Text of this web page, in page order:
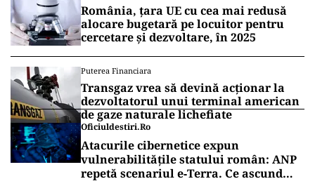
România, țara UE cu cea mai redusă
alocare bugetară pe locuitor pentru
cercetare și dezvoltare, în 2025
Puterea Financiara
Transgaz vrea să devină acționar la
dezvoltatorul unui terminal american
de gaze naturale lichefiate
Oficiuldestiri.ro
Atacurile cibernetice expun
vulnerabilitățile statului român: ANP
repetă scenariul e‑Terra. Ce ascund